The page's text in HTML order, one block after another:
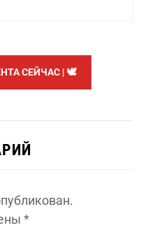
СЕЙЧАС | 🕊️
*